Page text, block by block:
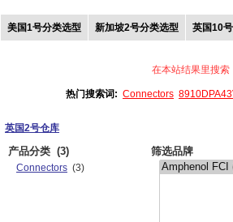
美国1号分类选型 新加坡2号分类选型 英国10
在本站结果里搜索
热门搜索词: Connectors
英国2号仓库
产品分类 (3)
Connectors (3)
筛选品牌